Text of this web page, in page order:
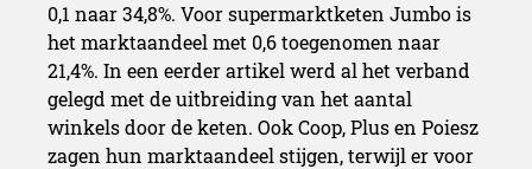
0,1 naar 34,8%. Voor supermarktketen Jumbo is
het marktaandeel met 0,6 toegenomen naar
21,4%. In een eerder artikel werd al het verband
gelegd met de uitbreiding van het aantal
winkels door de keten. Ook Coop, Plus en Poiesz
zagen hun marktaandeel stijgen, terwijl er voor